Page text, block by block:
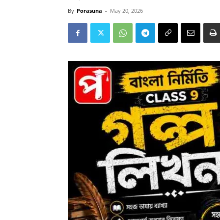
By Porasuna - May 20, 2026